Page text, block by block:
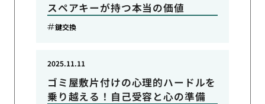
スペアキーが持つ本当の価値
鍵交換
ゴミ屋敷片付けの心理的ハードルを
乗り越える！自己受容と心の準備
2025.11.11